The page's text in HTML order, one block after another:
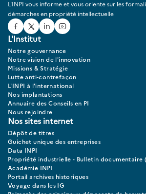
L'INPI vous informe et vous oriente sur les
démarches en propriété intellectuelle
Facebook
TwitterLinked In
Youtube
L'Institut
Notre gouvernance
Notre vision de l'innovation
Missions & Stratégie
Lutte anti-contrefaçon
L'INPI à l'international
Nos implantations
Annuaire des Conseils en PI
Nous rejoindre
Nos sites internet
Dépôt de titres
Guichet unique des entreprises
Data INPI
Propriété industrielle - Bulletin documentaire
Académie INPI
Portail archives historiques
Voyage dans les IG